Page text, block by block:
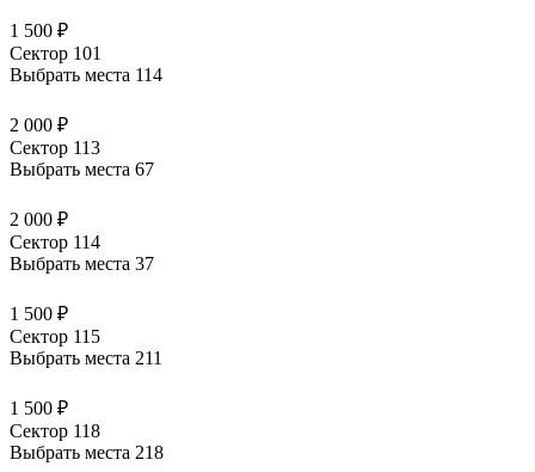
1 500 ₽
Сектор 101
Выбрать места 114
2 000 ₽
Сектор 113
Выбрать места 67
2 000 ₽
Сектор 114
Выбрать места 37
1 500 ₽
Сектор 115
Выбрать места 211
1 500 ₽
Сектор 118
Выбрать места 218